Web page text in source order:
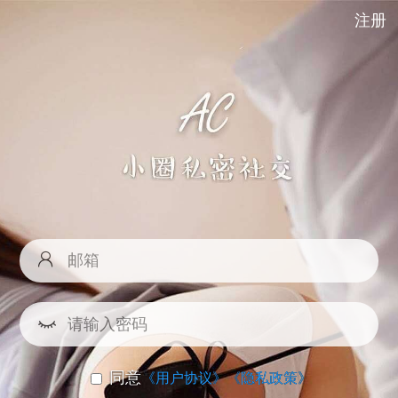
注册
同意《用户协议》《隐私政策》